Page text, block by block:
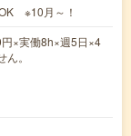
※10月～！
×実働8h×週5日×4
。